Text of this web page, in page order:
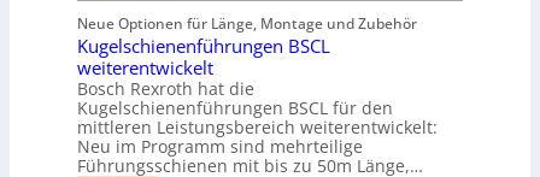
r
r
a
u
e
U
m
g
a
n
g
t
e
l
l
e
n
r
p
r
ä
z
i
s
e
H
r
A
u
t
o
m
o
t
i
g
i
t
a
l
e
r
W
e
Neue Optionen für Länge, Montage und Zubehör
Kugelschienenführungen BSCL
weiterentwickelt
Bosch Rexroth hat die
Kugelschienenführungen BSCL für den
mittleren Leistungsbereich weiterentwickelt:
Neu im Programm sind mehrteilige
Führungsschienen mit bis zu 50m Länge,…